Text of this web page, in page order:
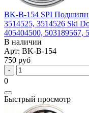
BK-B-154 SPI
3514525, 3514526 Ski
405404500, 503189567,
В наличии
Арт: BK-B-154
750 руб
0
Быстрый просмотр